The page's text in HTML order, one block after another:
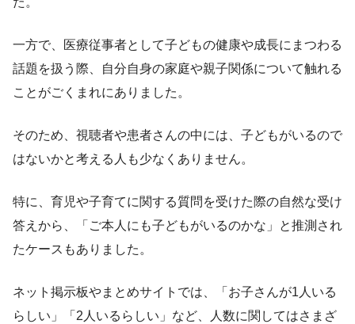
一方で、医療従事者として子どもの健康や成長にまつわる
話題を扱う際、自分自身の家庭や親子関係について触れる
ことがごくまれにありました。
そのため、視聴者や患者さんの中には、子どもがいるので
はないかと考える人も少なくありません。
特に、育児や子育てに関する質問を受けた際の自然な受け
答えから、「ご本人にも子どもがいるのかな」と推測され
たケースもありました。
ネット掲示板やまとめサイトでは、「お子さんが1人いる
らしい」「2人いるらしい」など、人数に関してはさまざ